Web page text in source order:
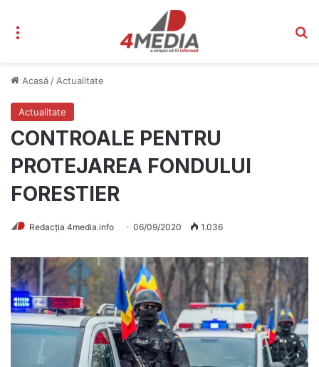
Acasă / Actualitate
Actualitate
CONTROALE PENTRU
PROTEJAREA FONDULUI
FORESTIER
Redacția 4media.info 06/09/2020 1.036